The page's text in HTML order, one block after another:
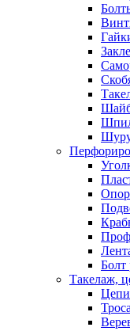
Болт
Такелаж,
Цепи
Троса